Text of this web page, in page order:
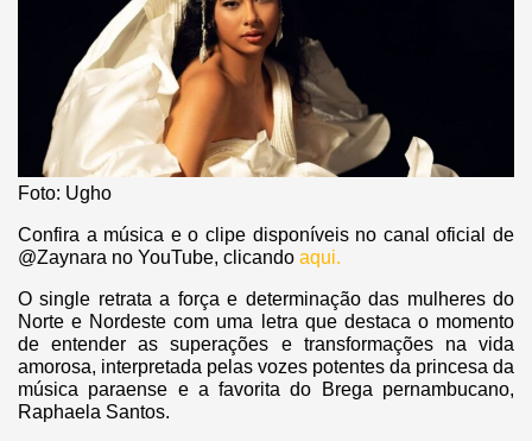
Foto: Ugho
Confira a música e o clipe disponíveis no canal oficial de
@Zaynara no YouTube, clicando aqui.
O single retrata a força e determinação das mulheres do
Norte e Nordeste com uma letra que destaca o momento
de entender as superações e transformações na vida
amorosa, interpretada pelas vozes potentes da princesa da
música paraense e a favorita do Brega pernambucano,
Raphaela Santos.